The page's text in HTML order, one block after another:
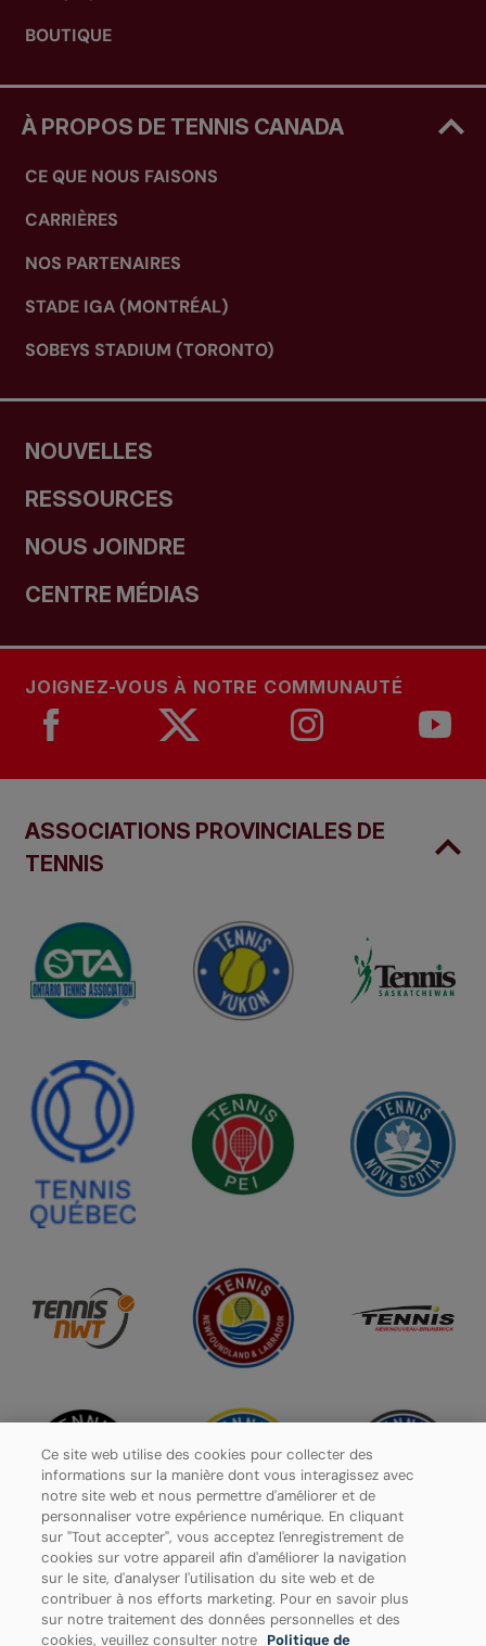
BOUTIQUE
À PROPOS DE TENNIS CANADA
CE QUE NOUS FAISONS
CARRIÈRES
NOS PARTENAIRES
STADE IGA (MONTRÉAL)
SOBEYS STADIUM (TORONTO)
NOUVELLES
RESSOURCES
NOUS JOINDRE
CENTRE MÉDIAS
JOIGNEZ-VOUS À NOTRE COMMUNAUTÉ
ASSOCIATIONS PROVINCIALES DE
TENNIS
Politique de confidentialité
Ce site web utilise des cookies pour collecter des
informations sur la manière dont vous interagissez avec
notre site web et nous permettre d'améliorer et de
personnaliser votre expérience numérique. En cliquant
sur "Tout accepter", vous acceptez l'enregistrement de
cookies sur votre appareil afin d'améliorer la navigation
sur le site, d'analyser l'utilisation du site web et de
contribuer à nos efforts marketing. Pour en savoir plus
sur notre traitement des données personnelles et des
cookies, veuillez consulter notre Politique de